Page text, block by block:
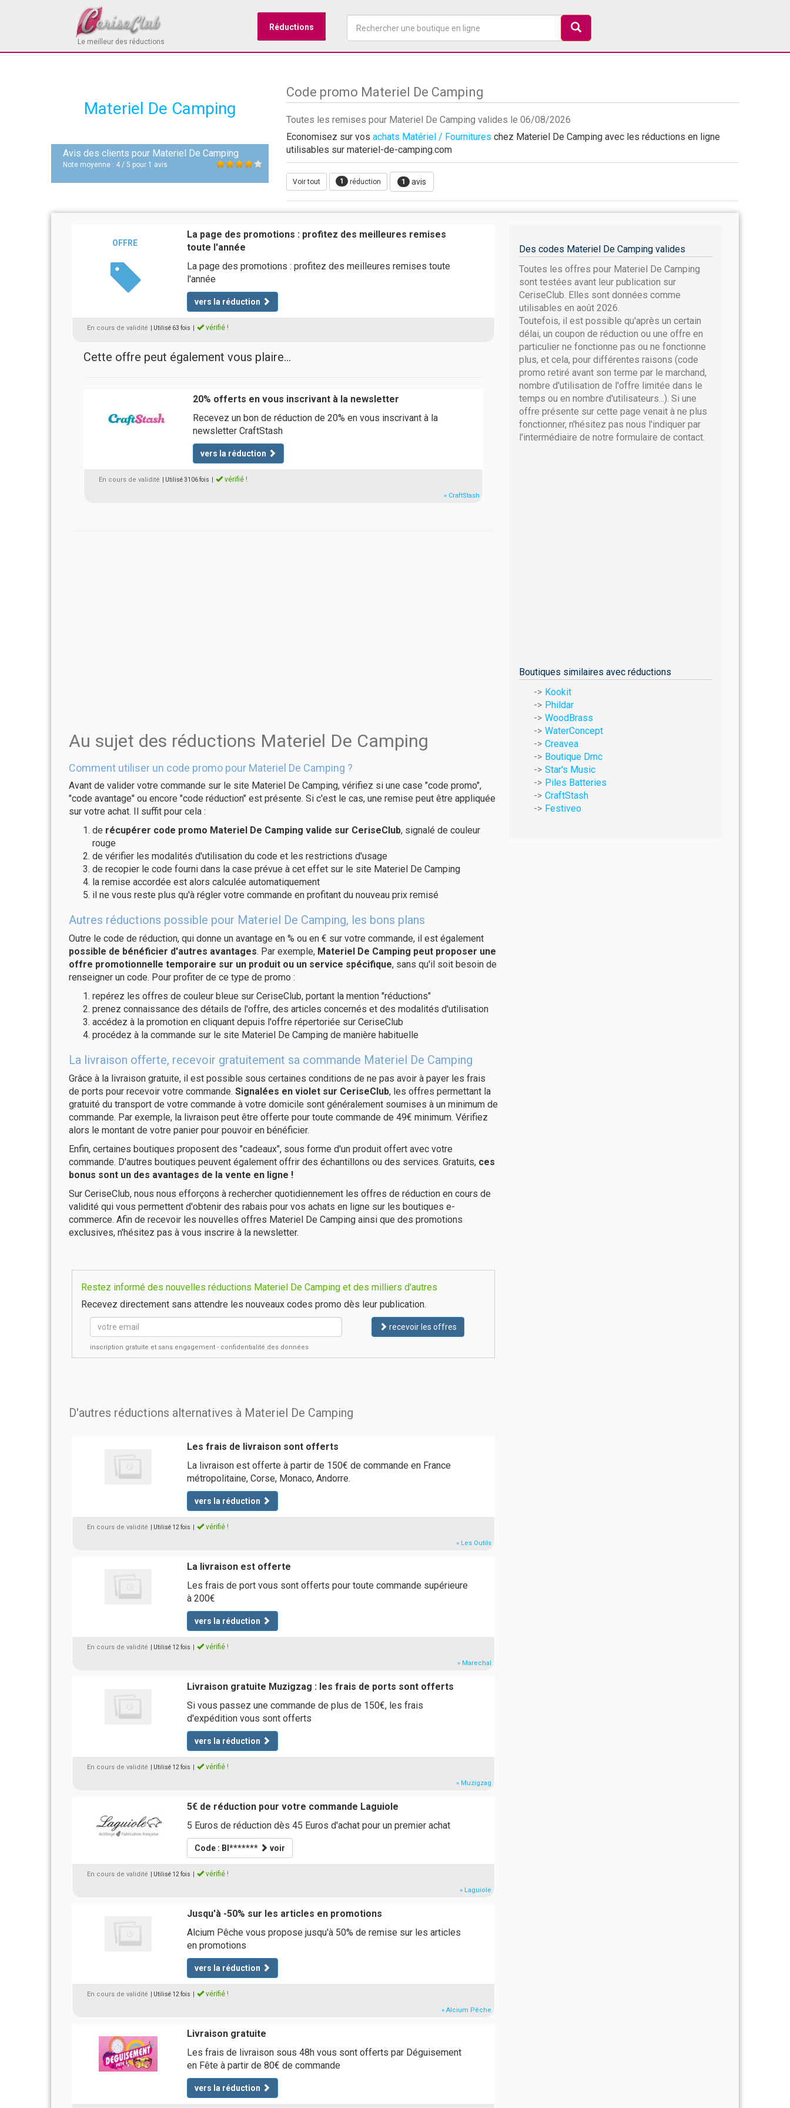
Le meilleur des réductions
Réductions
Materiel De Camping
Avis des clients pour Materiel De Camping
Note moyenne : 4 / 5 pour 1 avis
Code promo Materiel De Camping
Toutes les remises pour Materiel De Camping valides le 06/08/2026
Economisez sur vos achats Matériel / Fournitures chez Materiel De Camping avec les réductions en ligne
utilisables sur materiel-de-camping.com
Voir tout 1 réduction 1 avis
OFFRE
La page des promotions : profitez des meilleures remises
toute l'année
La page des promotions : profitez des meilleures remises toute
l'année
vers la réduction
En cours de validité | Utilisé 63 fois vérifié !
Cette offre peut également vous plaire...
20% offerts en vous inscrivant à la newsletter
Recevez un bon de réduction de 20% en vous inscrivant à la
newsletter CraftStash
vers la réduction
En cours de validité | Utilisé 3106 fois vérifié !
» CraftStash
Au sujet des réductions Materiel De Camping
Comment utiliser un code promo pour Materiel De Camping ?
Avant de valider votre commande sur le site Materiel De Camping, vérifiez si une case "code promo",
"code avantage" ou encore "code réduction" est présente. Si c'est le cas, une remise peut être appliquée
sur votre achat. Il suffit pour cela :
de récupérer code promo Materiel De Camping valide sur CeriseClub, signalé de couleur
rouge
de vérifier les modalités d'utilisation du code et les restrictions d'usage
de recopier le code fourni dans la case prévue à cet effet sur le site Materiel De Camping
la remise accordée est alors calculée automatiquement
il ne vous reste plus qu'à régler votre commande en profitant du nouveau prix remisé
Autres réductions possible pour Materiel De Camping, les bons plans
Outre le code de réduction, qui donne un avantage en % ou en € sur votre commande, il est également
possible de bénéficier d'autres avantages. Par exemple, Materiel De Camping peut proposer une
offre promotionnelle temporaire sur un produit ou un service spécifique, sans qu'il soit besoin de
renseigner un code. Pour profiter de ce type de promo :
repérez les offres de couleur bleue sur CeriseClub, portant la mention "réductions"
prenez connaissance des détails de l'offre, des articles concernés et des modalités d'utilisation
accédez à la promotion en cliquant depuis l'offre répertoriée sur CeriseClub
procédez à la commande sur le site Materiel De Camping de manière habituelle
La livraison offerte, recevoir gratuitement sa commande Materiel De Camping
Grâce à la livraison gratuite, il est possible sous certaines conditions de ne pas avoir à payer les frais
de ports pour recevoir votre commande. Signalées en violet sur CeriseClub, les offres permettant la
gratuité du transport de votre commande à votre domicile sont généralement soumises à un minimum de
commande. Par exemple, la livraison peut être offerte pour toute commande de 49€ minimum. Vérifiez
alors le montant de votre panier pour pouvoir en bénéficier.
Enfin, certaines boutiques proposent des "cadeaux", sous forme d'un produit offert avec votre
commande. D'autres boutiques peuvent également offrir des échantillons ou des services. Gratuits, ces
bonus sont un des avantages de la vente en ligne !
Sur CeriseClub, nous nous efforçons à rechercher quotidiennement les offres de réduction en cours de
validité qui vous permettent d'obtenir des rabais pour vos achats en ligne sur les boutiques e-
commerce. Afin de recevoir les nouvelles offres Materiel De Camping ainsi que des promotions
exclusives, n'hésitez pas à vous inscrire à la newsletter.
Restez informé des nouvelles réductions Materiel De Camping et des milliers d'autres
Recevez directement sans attendre les nouveaux codes promo dès leur publication.
recevoir les offres
inscription gratuite et sans engagement - confidentialité des données
D'autres réductions alternatives à Materiel De Camping
Les frais de livraison sont offerts
La livraison est offerte à partir de 150€ de commande en France
métropolitaine, Corse, Monaco, Andorre.
vers la réduction
En cours de validité | Utilisé 12 fois vérifié !
» Les Outils
La livraison est offerte
Les frais de port vous sont offerts pour toute commande supérieure
à 200€
vers la réduction
En cours de validité | Utilisé 12 fois vérifié !
» Marechal
Livraison gratuite Muzigzag : les frais de ports sont offerts
Si vous passez une commande de plus de 150€, les frais
d'expédition vous sont offerts
vers la réduction
En cours de validité | Utilisé 12 fois vérifié !
» Muzigzag
5€ de réduction pour votre commande Laguiole
5 Euros de réduction dès 45 Euros d'achat pour un premier achat
Code : BI******* voir
En cours de validité | Utilisé 12 fois vérifié !
» Laguiole
Jusqu'à -50% sur les articles en promotions
Alcium Pêche vous propose jusqu'à 50% de remise sur les articles
en promotions
vers la réduction
En cours de validité | Utilisé 12 fois vérifié !
» Alcium Pêche
Livraison gratuite
Les frais de livraison sous 48h vous sont offerts par Déguisement
en Fête à partir de 80€ de commande
vers la réduction
Des codes Materiel De Camping valides
Toutes les offres pour Materiel De Camping
sont testées avant leur publication sur
CeriseClub. Elles sont données comme
utilisables en août 2026.
Toutefois, il est possible qu'après un certain
délai, un coupon de réduction ou une offre en
particulier ne fonctionne pas ou ne fonctionne
plus, et cela, pour différentes raisons (code
promo retiré avant son terme par le marchand,
nombre d'utilisation de l'offre limitée dans le
temps ou en nombre d'utilisateurs...). Si une
offre présente sur cette page venait à ne plus
fonctionner, n'hésitez pas nous l'indiquer par
l'intermédiaire de notre formulaire de contact.
Boutiques similaires avec réductions
Kookit
Phildar
WoodBrass
WaterConcept
Creavea
Boutique Dmc
Star's Music
Piles Batteries
CraftStash
Festiveo